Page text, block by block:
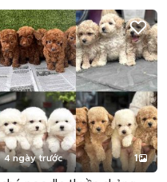
4 ngày trước 1